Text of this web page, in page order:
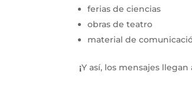
ferias de ciencias
obras de teatro
material de
¡Y así, los mensajes